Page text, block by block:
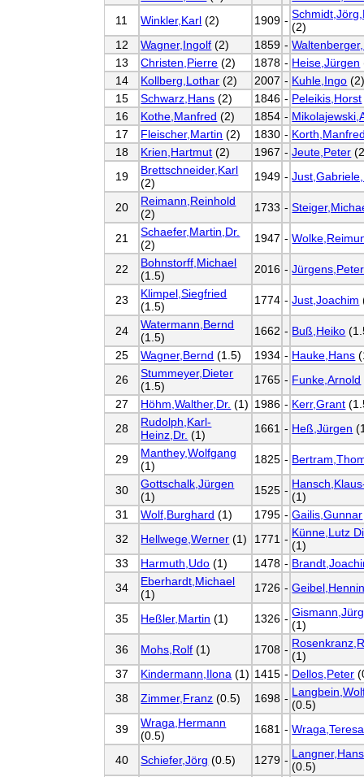
11
Winkler,Karl (2) 1909 - (2)
12
Wagner,Ingolf (2) 1859 -
13
Christen,Pierre (2) 1878 - Heise,Jürgen
14
Kollberg,Lothar (2) 2007 - Kuhle,Ingo
15
Schwarz,Hans (2) 1846 - Peleikis,Horst
16
Kothe,Manfred (2) 1854 -
17
Fleischer,Martin (2) 1830 -
18
Krien,Hartmut (2) 1967 - Jeute,Peter
19
Brettschneider,Karl
(2)
1949 -
20
Reimann,Reinhold
(2)
1733 -
21
Schaefer,Martin,Dr.
(2)
1947 -
22
Bohnstorff,Michael
(1.5)
2016 - Jürgens,Peter
23
Klimpel,Siegfried
(1.5)
1774 - Just,Joachim
24
Watermann,Bernd
(1.5)
1662 - Buß,Heiko
25
Wagner,Bernd (1.5) 1934 - Hauke,Hans
26
Stummeyer,Dieter
(1.5)
1765 - Funke,Arnold
27
Höhm,Walther,Dr. (1) 1986 - Kerr,Grant
28
Rudolph,Karl-
Heinz,Dr. (1) 1661 - Heß,Jürgen
29
Manthey,Wolfgang
(1)
1825 -
30
Gottschalk,Jürgen
(1)
1525 - (1)
31
Wolf,Burghard (1) 1795 - Gailis,Gunnar
32
Hellwege,Werner (1) 1771 - Künne,Lutz
(1)
33
Harmuth,Udo (1) 1478 -
34
Eberhardt,Michael
(1)
1726 -
35 Heßler,Martin (1) 1326 - (1)
36
Mohs,Rolf (1) 1708 - (1)
37
Kindermann,Ilona (1) 1415 - Dellos,Peter
38
Zimmer,Franz (0.5) 1698 - (0.5)
39
Wraga,Hermann
(0.5)
1681 - Wraga,Teresa
40 Schiefer,Jörg (0.5) 1279 - (0.5)